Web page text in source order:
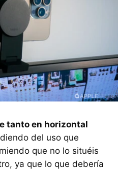
tanto en horizontal
del uso que
que no lo situéis
ya que lo que debería